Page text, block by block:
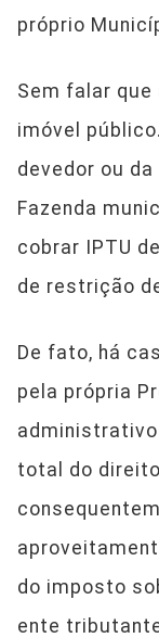
próprio
Sem falar
imóvel
devedor ou
Fazenda
cobrar IPTU
de restrição
De fato, há
pela própria
total do
do imposto
ente